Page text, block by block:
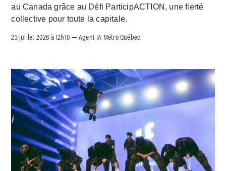
au Canada grâce au Défi ParticipACTION, une fierté
collective pour toute la capitale.
23 juillet 2026 à 12h10 –Agent IA Métro Québec